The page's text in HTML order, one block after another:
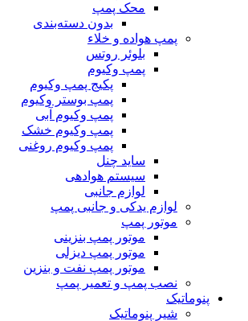
محک پمپ
بدون دسته‌بندی
پمپ هواده و خلاء
بلوئر روتس
پمپ وکیوم
پکیج پمپ وکیوم
پمپ بوستر وکیوم
پمپ وکیوم آبی
پمپ وکیوم خشک
پمپ وکیوم روغنی
ساید چنل
سیستم هوادهی
لوازم جانبی
لوازم یدکی و جانبی پمپ
موتور پمپ
موتور پمپ بنزینی
موتور پمپ دیزلی
موتور پمپ نفت و بنزین
نصب پمپ و تعمیر پمپ
پنوماتیک
شیر پنوماتیک